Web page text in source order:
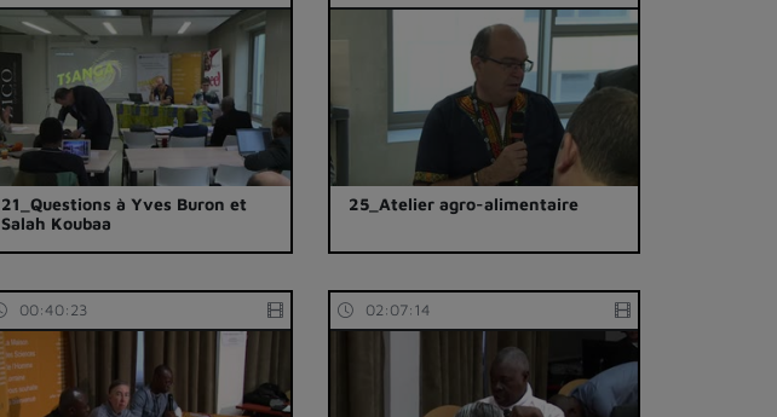
21_Questions à Yves Buron et
Salah Koubaa
25_Atelier agro-alimentaire
00:40:23 02:07:14